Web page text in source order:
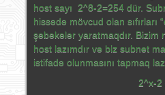
host sayı 2^8-2=254 dür.
hissədə mövcud olan sıfırları
şəbəkələr yaratmaqdır. Bizim
host lazımdır və biz subnet
istifadə olunmasını tapmaq
2^x-2